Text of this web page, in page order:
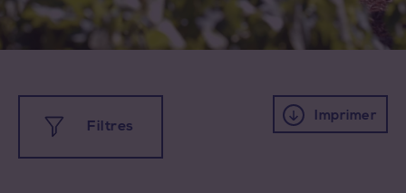
Filtres
Imprimer
Coteaux d'Aix-en-Provence
Côtes de Provence